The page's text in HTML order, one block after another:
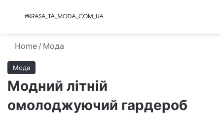
Menu
Home / Мода
Мода
Модний літній
омолоджуючий гардероб